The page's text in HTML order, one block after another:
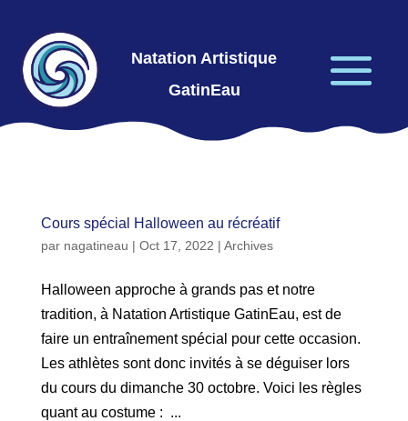
Natation Artistique
GatinEau
Cours spécial Halloween au récréatif
par nagatineau | Oct 17, 2022 | Archives
Halloween approche à grands pas et notre
tradition, à Natation Artistique GatinEau, est de
faire un entraînement spécial pour cette occasion.
Les athlètes sont donc invités à se déguiser lors
du cours du dimanche 30 octobre. Voici les règles
quant au costume : ...